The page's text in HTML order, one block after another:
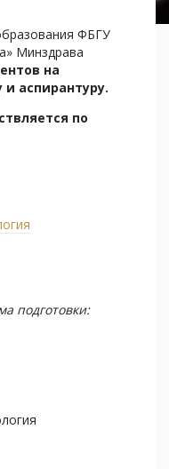
ФБГУ
Минздрава
на
и аспирантуру.
по
подготовки: